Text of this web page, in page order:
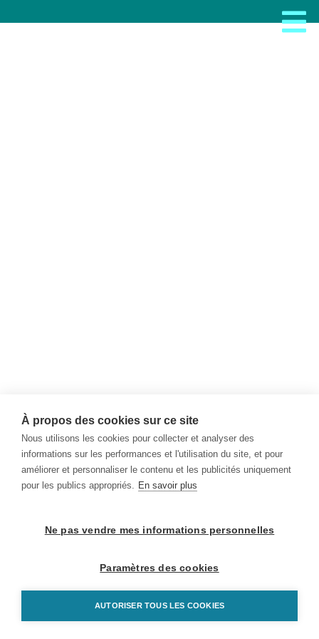
À propos des cookies sur ce site
Nous utilisons les cookies pour collecter et analyser des
informations sur les performances et l'utilisation du site, et pour
améliorer et personnaliser le contenu et les publicités uniquement
pour les publics appropriés. En savoir plus
Ne pas vendre mes informations personnelles
Paramètres des cookies
AUTORISER TOUS LES COOKIES